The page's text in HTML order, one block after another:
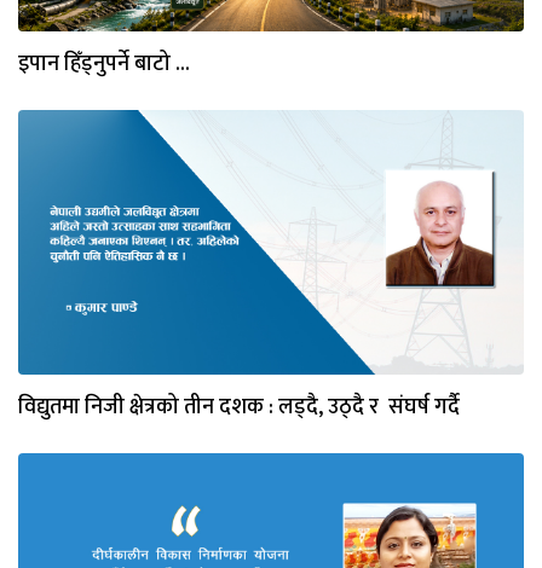
इपान हिँड्नुपर्ने बाटो ...
विद्युतमा निजी क्षेत्रको तीन दशक : लड्दै, उठ्दै र संघर्ष गर्दै